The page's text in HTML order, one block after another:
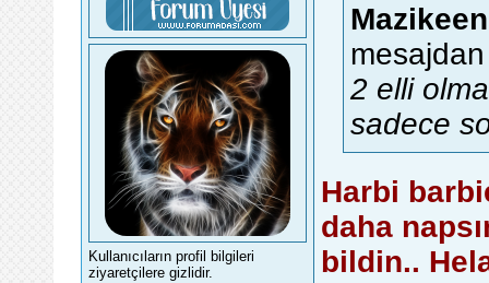
Kullanıcıların profil bilgileri
ziyaretçilere gizlidir.
Mazikeen
mesajdan
2 elli
sadece
Harbi
daha
bildin..